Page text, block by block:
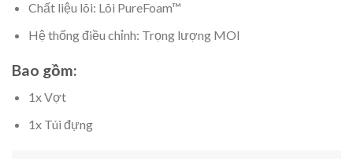
Chất liệu lõi: Lõi PureFoam™
Hệ thống điều chỉnh: Trọng lượng MOI
Bao gồm:
1x Vợt
1x Túi đựng